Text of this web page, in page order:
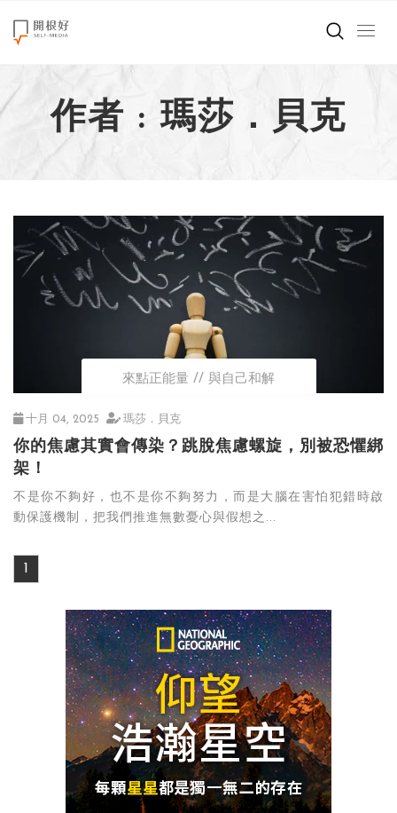
來點正能量
世界在想什麼
創造美好生活
職場商業經濟
影片專區
作者 : 瑪莎．貝克
來點正能量 與自己和解
十月 04, 2025 瑪莎．貝克
你的焦慮其實會傳染？跳脫焦慮螺旋，別被恐懼綁
架！
​不是你不夠好，也不是你不夠努力，而是大腦在害怕犯錯時啟
動保護機制，把我們推進無數憂心與假想之...
1